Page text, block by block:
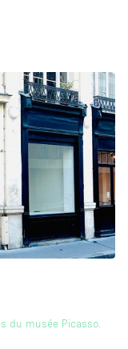
du musée Picasso.